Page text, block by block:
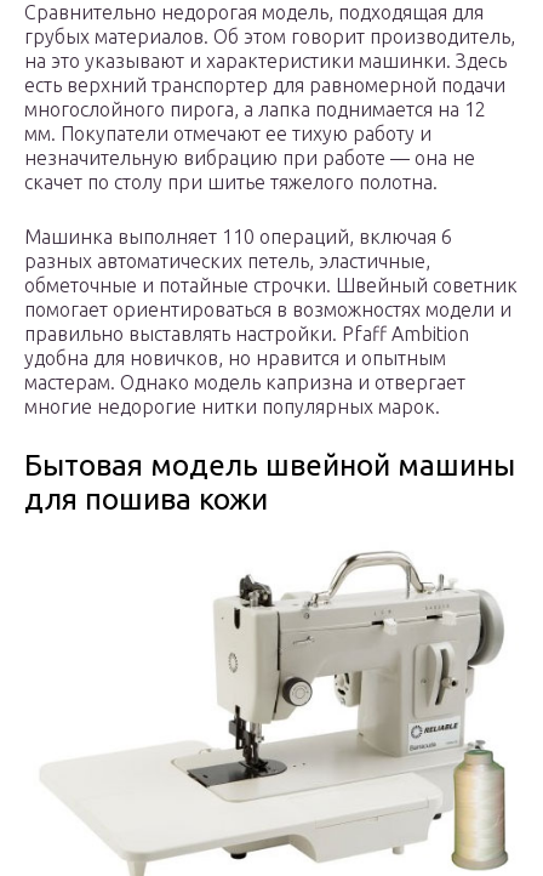
Сравнительно недорогая модель, подходящая для
грубых материалов. Об этом говорит производитель,
на это указывают и характеристики машинки. Здесь
есть верхний транспортер для равномерной подачи
многослойного пирога, а лапка поднимается на 12
мм. Покупатели отмечают ее тихую работу и
незначительную вибрацию при работе — она не
скачет по столу при шитье тяжелого полотна.
Машинка выполняет 110 операций, включая 6
разных автоматических петель, эластичные,
обметочные и потайные строчки. Швейный советник
помогает ориентироваться в возможностях модели и
правильно выставлять настройки. Pfaff Ambition
удобна для новичков, но нравится и опытным
мастерам. Однако модель капризна и отвергает
многие недорогие нитки популярных марок.
Бытовая модель швейной машины
для пошива кожи